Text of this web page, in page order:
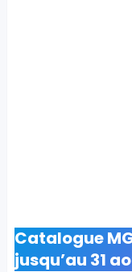
Catalogue
jusqu’au 31